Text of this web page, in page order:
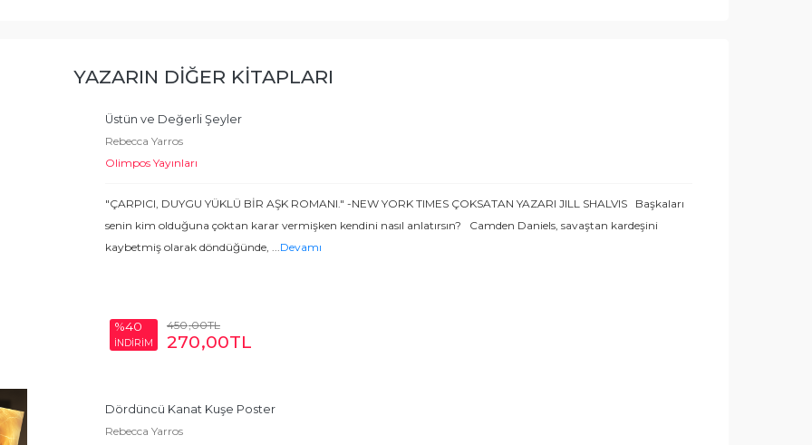
YAZARIN DIĞER KITAPLARI
Üstün ve Değerli Şeyler
Rebecca Yarros
Olimpos Yayınları
"ÇARPICI, DUYGU YÜKLÜ BİR AŞK ROMANI." -NEW YORK TIMES ÇOKSATAN YAZARI JILL SHALVIS Başkaları
senin kim olduğuna çoktan karar vermişken kendini nasıl anlatırsın? Camden Daniels, savaştan kardeşini
kaybetmiş olarak döndüğünde, ...Devamı
%40
İNDİRİM
450,00TL
270,00TL
Dördüncü Kanat Kuşe Poster
Rebecca Yarros